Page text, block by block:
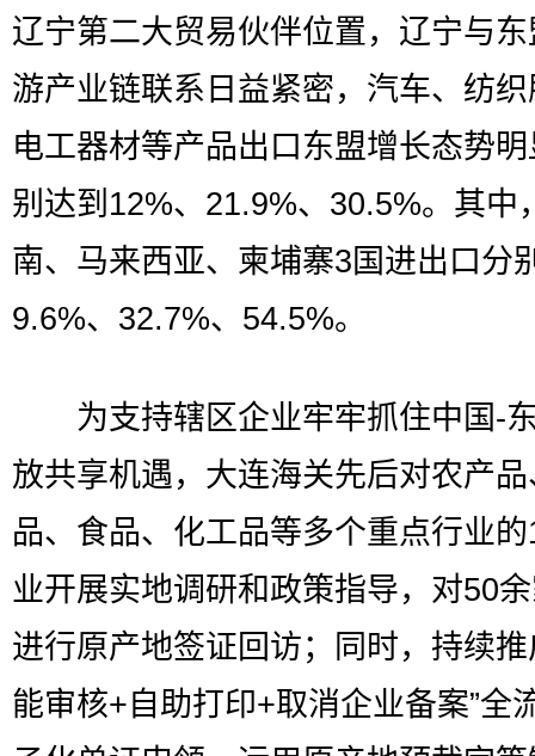
辽宁第二大贸易伙伴位置，辽宁与
游产业链联系日益紧密，汽车、纺
电工器材等产品出口东盟增长态势
别达到12%、21.9%、30.5%。其中
南、马来西亚、柬埔寨3国进出口分
9.6%、32.7%、54.5%。
为支持辖区企业牢牢抓住中国-
放共享机遇，大连海关先后对农产
品、食品、化工品等多个重点行业
业开展实地调研和政策指导，对50
进行原产地签证回访；同时，持续推
能审核+自助打印+取消企业备案”全